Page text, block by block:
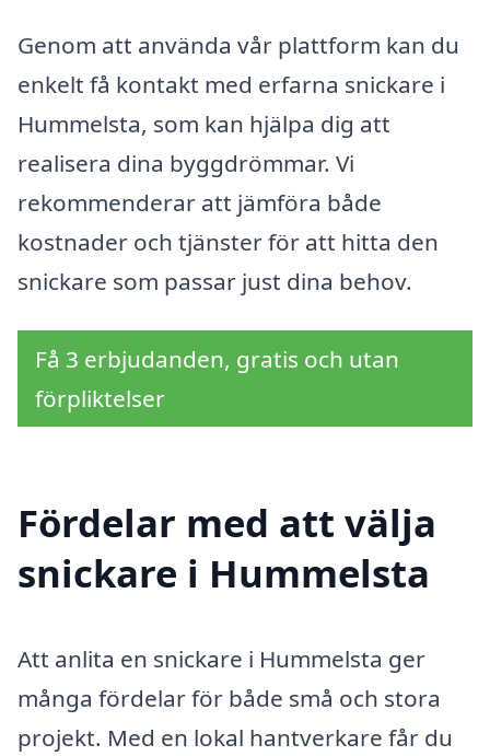
Genom att använda vår plattform kan du
enkelt få kontakt med erfarna snickare i
Hummelsta, som kan hjälpa dig att
realisera dina byggdrömmar. Vi
rekommenderar att jämföra både
kostnader och tjänster för att hitta den
snickare som passar just dina behov.
Få 3 erbjudanden, gratis och utan
förpliktelser
Fördelar med att välja
snickare i Hummelsta
Att anlita en snickare i Hummelsta ger
många fördelar för både små och stora
projekt. Med en lokal hantverkare får du